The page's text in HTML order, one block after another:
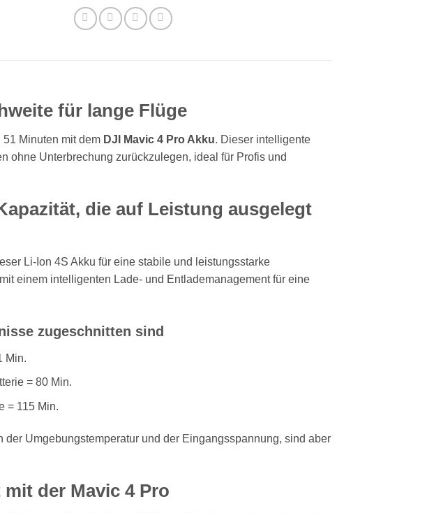
für lange Flüge
Minuten mit dem DJI Mavic 4 Pro Akku. Dieser intelligente
ohne Unterbrechung zurückzulegen, ideal für Profis und
die auf Leistung ausgelegt
Li-Ion 4S Akku für eine stabile und leistungsstarke
einem intelligenten Lade- und Entlademanagement für eine
zugeschnitten sind
Min.
= 80 Min.
= 115 Min.
Umgebungstemperatur und der Eingangsspannung, sind aber
der Mavic 4 Pro